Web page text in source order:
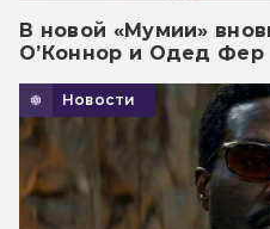
В новой «Мумии»
О’Коннор и Одед Фер
Новости